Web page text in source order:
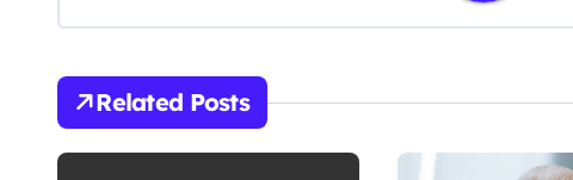
а
ц
и
Related Posts